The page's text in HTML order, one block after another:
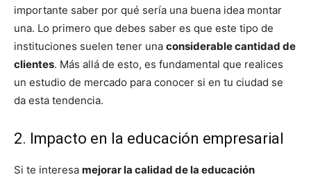
importante saber por qué sería una buena idea montar
una. Lo primero que debes saber es que este tipo de
instituciones suelen tener una considerable cantidad de
clientes. Más allá de esto, es fundamental que realices
un estudio de mercado para conocer si en tu ciudad se
da esta tendencia.
2. Impacto en la educación empresarial
Si te interesa mejorar la calidad de la educación